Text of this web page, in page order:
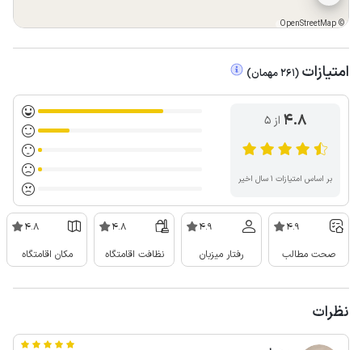
©
OpenStreetMap
امتیازات (
261مهمان)
4.8 از ۵
بر اساس امتیازات ۱ سال اخیر
4.9
صحت مطالب
4.9
رفتار میزبان
4.8
نظافت اقامتگاه
4.8
مکان اقامتگاه
نظرات